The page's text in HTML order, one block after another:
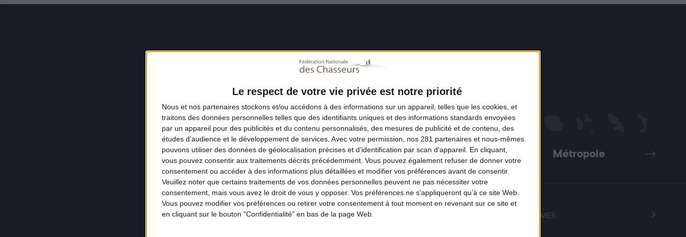
Le respect de votre vie privée est notre priorité
Nous et nos partenaires stockons et/ou accédons à des informations sur un appareil, telles que les cookies, et
traitons des données personnelles telles que des identifiants uniques et des informations standards envoyées
par un appareil pour des publicités et du contenu personnalisés, des mesures de publicité et de contenu, des
études d'audience et le développement de services. Avec votre permission, nos 281 partenaires et nous-mêmes
pouvons utiliser des données de géolocalisation précises et d’identification par scan d'appareil. En cliquant,
vous pouvez consentir aux traitements décrits précédemment. Vous pouvez également refuser de donner votre
consentement ou accéder à des informations plus détaillées et modifier vos préférences avant de consentir.
Veuillez noter que certains traitements de vos données personnelles peuvent ne pas nécessiter votre
consentement, mais vous avez le droit de vous y opposer. Vos préférences ne s'appliqueront qu’à ce site Web.
Vous pouvez modifier vos préférences ou retirer votre consentement à tout moment en revenant sur ce site et
en cliquant sur le bouton "Confidentialité" en bas de la page Web.
Précédent Métropole Suivant
PROGRAMMES